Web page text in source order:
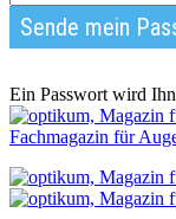
Ein Passwort wird
Fachmagazin für